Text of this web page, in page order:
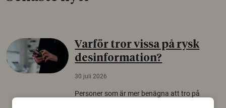
Varför tror vissa på rysk
desinformation?
30 juli 2026
Personer som är mer benägna att tro på